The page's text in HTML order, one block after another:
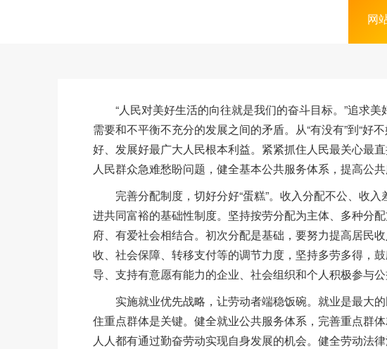
网
“人民对美好生活的向往就是我们的奋斗目标。”追求美
需要和不平衡不充分的发展之间的矛盾。从“有没有”到“
好、发展好最广大人民根本利益。紧紧抓住人民最关心最
人民群众急难愁盼问题，健全基本公共服务体系，提高公
完善分配制度，切好分好“蛋糕”。收入分配不公、收入
进共同富裕的基础性制度。坚持按劳分配为主体、多种分
府、有爱社会相结合。初次分配是基础，要努力提高居民
收、社会保障、转移支付等的调节力度，坚持多劳多得，
导、支持有意愿有能力的企业、社会组织和个人积极参与公
实施就业优先战略，让劳动者端稳饭碗。就业是最大的
住重点群体是关键。健全就业公共服务体系，完善重点群
人人都有通过勤奋劳动实现自身发展的机会。健全劳动法